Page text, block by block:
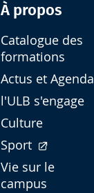
À propos
Catalogue des
formations
Actus et Agenda
l'ULB s'engage
Culture
Sport
Vie sur le
campus